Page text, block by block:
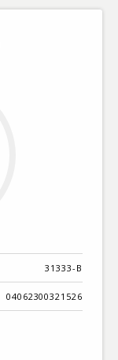
31333-B
04062300321526